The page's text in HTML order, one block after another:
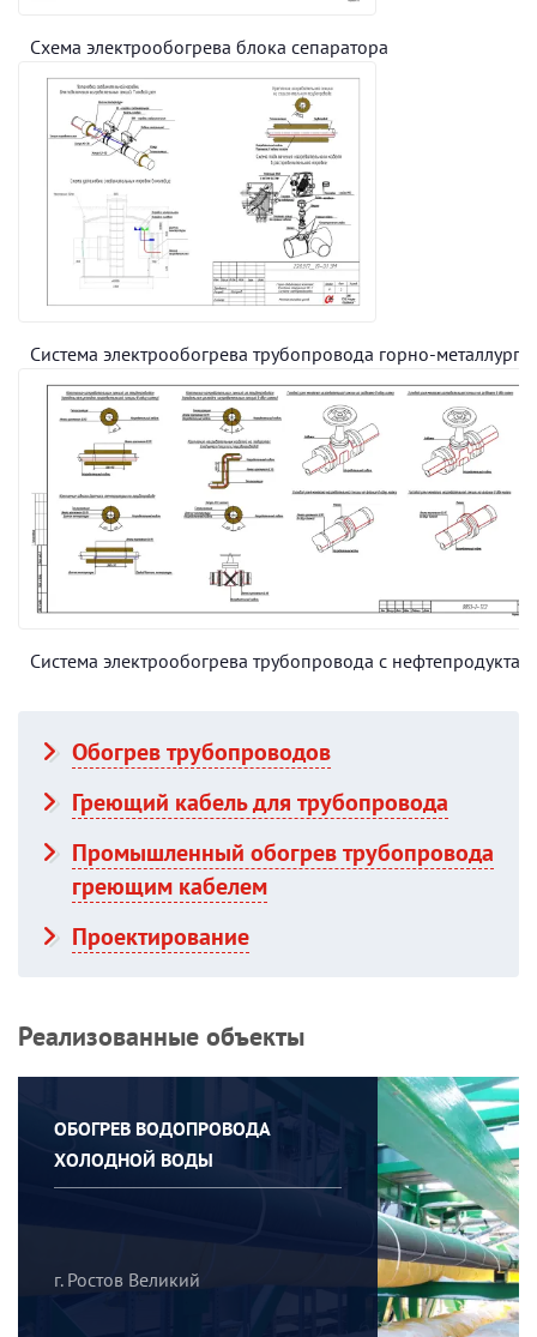
Схема электрообогрева блока сепаратора
Система электрообогрева трубопровода горно-
Система электрообогрева трубопровода с
Обогрев трубопроводов
Греющий кабель для трубопровода
Промышленный обогрев трубопровода
греющим кабелем
Проектирование
Реализованные объекты
ОБОГРЕВ ВОДОПРОВОДА
ХОЛОДНОЙ ВОДЫ
г. Ростов Великий